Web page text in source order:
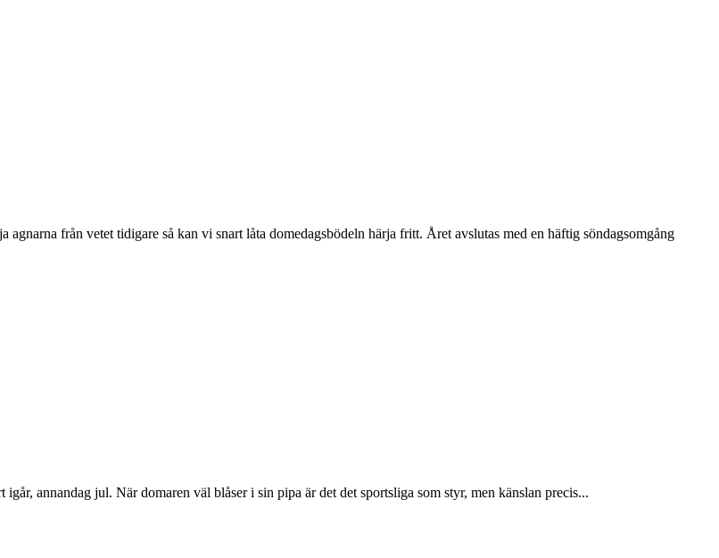
från vetet tidigare så kan vi snart låta domedagsbödeln härja fritt. Året avslutas med en häftig söndagsomgång
annandag jul. När domaren väl blåser i sin pipa är det det sportsliga som styr, men känslan precis...